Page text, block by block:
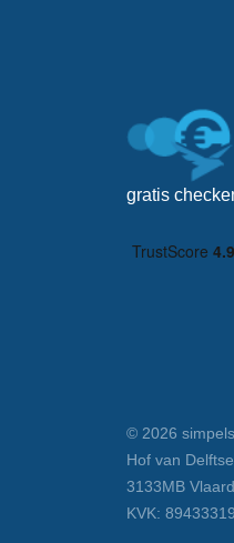
gratis
© 2026
Hof van
3133MB
KVK: 89433319